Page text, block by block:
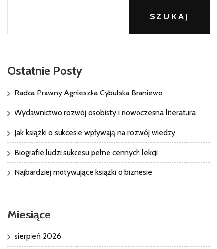
SZUKAJ
Ostatnie Posty
Radca Prawny Agnieszka Cybulska Braniewo
Wydawnictwo rozwój osobisty i nowoczesna literatura
Jak książki o sukcesie wpływają na rozwój wiedzy
Biografie ludzi sukcesu pełne cennych lekcji
Najbardziej motywujące książki o biznesie
Miesiące
sierpień 2026